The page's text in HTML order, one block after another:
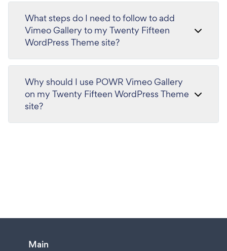
What steps do I need to follow to add
Vimeo Gallery to my Twenty Fifteen
WordPress Theme site?
Why should I use POWR Vimeo Gallery
on my Twenty Fifteen WordPress Theme
site?
Main